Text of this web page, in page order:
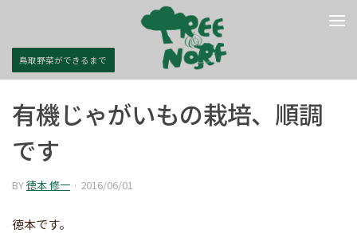
コンテンツへスキップ
鳥取野菜ができるまで
有機じゃがいもの栽培、順調
です
BY徳本 修一 · 2016/06/01
徳本です。